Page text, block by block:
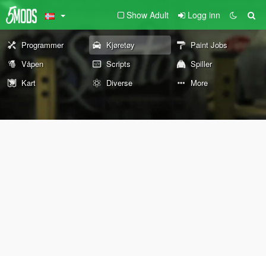
Show Adult Logg inn
Programmer Kjøretøy
Paint Jobs
Våpen
Scripts
Spiller
Kart
Diverse More